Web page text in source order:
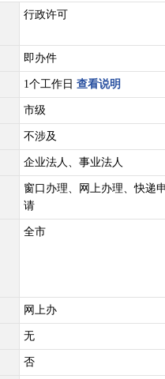
行政许可
即办件
1个工作日 查看说明
市级
不涉及
企业法人、事业法人
窗口办理、网上办理、快递申
请
全市
网上办
无
否